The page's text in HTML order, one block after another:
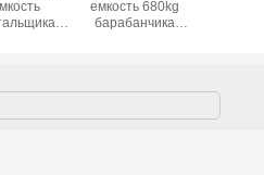
емкость 680kg
барабанчика
барабанчика